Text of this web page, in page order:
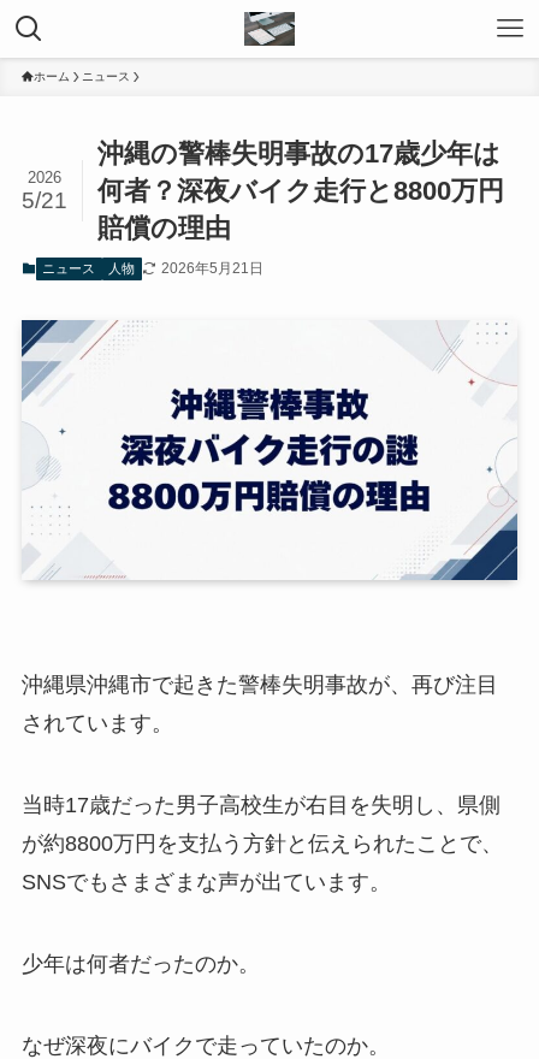
ホーム ニュース
沖縄の警棒失明事故の17歳少年は
何者？深夜バイク走行と8800万円
賠償の理由
2026
5/21
ニュース 人物 2026年5月21日
沖縄県沖縄市で起きた警棒失明事故が、再び注目
されています。
当時17歳だった男子高校生が右目を失明し、県側
が約8800万円を支払う方針と伝えられたことで、
SNSでもさまざまな声が出ています。
少年は何者だったのか。
なぜ深夜にバイクで走っていたのか。